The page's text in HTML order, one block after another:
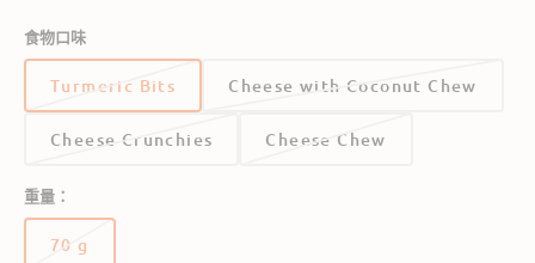
• 遵循喜馬拉雅傳統工藝製作,呈現獨特風味
• 軟硬適度的口感滿足各種狗狗的咀嚼需求
• 適用於訓練獎勵、日常點心等多種場景
• 獲獸醫推薦為高消化吸收的營養美味小食
• 適用於幼犬、成犬及老年犬
食物口味
Turmeric Bits Cheese with Coconut Chew
Cheese Crunchies Cheese Chew
重量：
70 g
版